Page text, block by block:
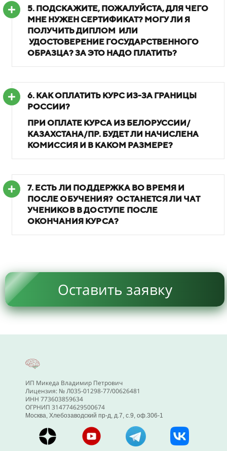
5. ПОДСКАЖИТЕ, ПОЖАЛУЙСТА, ДЛЯ ЧЕГО
МНЕ НУЖЕН СЕРТИФИКАТ? МОГУ ЛИ Я
ПОЛУЧИТЬ ДИПЛОМ ИЛИ
УДОСТОВЕРЕНИЕ ГОСУДАРСТВЕННОГО
ОБРАЗЦА? ЗА ЭТО НАДО ПЛАТИТЬ?
6. КАК ОПЛАТИТЬ КУРС ИЗ-ЗА ГРАНИЦЫ
РОССИИ?
ПРИ ОПЛАТЕ КУРСА ИЗ БЕЛОРУССИИ/
КАЗАХСТАНА/ПР. БУДЕТ ЛИ НАЧИСЛЕНА
КОМИССИЯ И В КАКОМ РАЗМЕРЕ?
7. ЕСТЬ ЛИ ПОДДЕРЖКА ВО ВРЕМЯ И
ПОСЛЕ ОБУЧЕНИЯ? ОСТАНЕТСЯ ЛИ ЧАТ
УЧЕНИКОВ В ДОСТУПЕ ПОСЛЕ
ОКОНЧАНИЯ КУРСА?
Оставить заявку
ИП Микеда Владимир Петрович
Лицензия: № Л035-01298-77/00626481
ИНН 773603859634
ОГРНИП 314774629500674
Москва, Хлебозаводский пр-д, д.7, с.9, оф.306-1